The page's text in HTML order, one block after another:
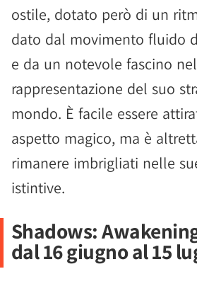
ostile, dotato però di un
dato dal movimento fluido
e da un notevole fascino
rappresentazione del suo
mondo. È facile essere
aspetto magico, ma è
rimanere imbrigliati nelle
istintive.
Shadows:
dal 16 giugno al 15